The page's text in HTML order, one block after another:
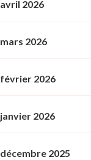
avril 2026
mars 2026
février 2026
janvier 2026
décembre 2025